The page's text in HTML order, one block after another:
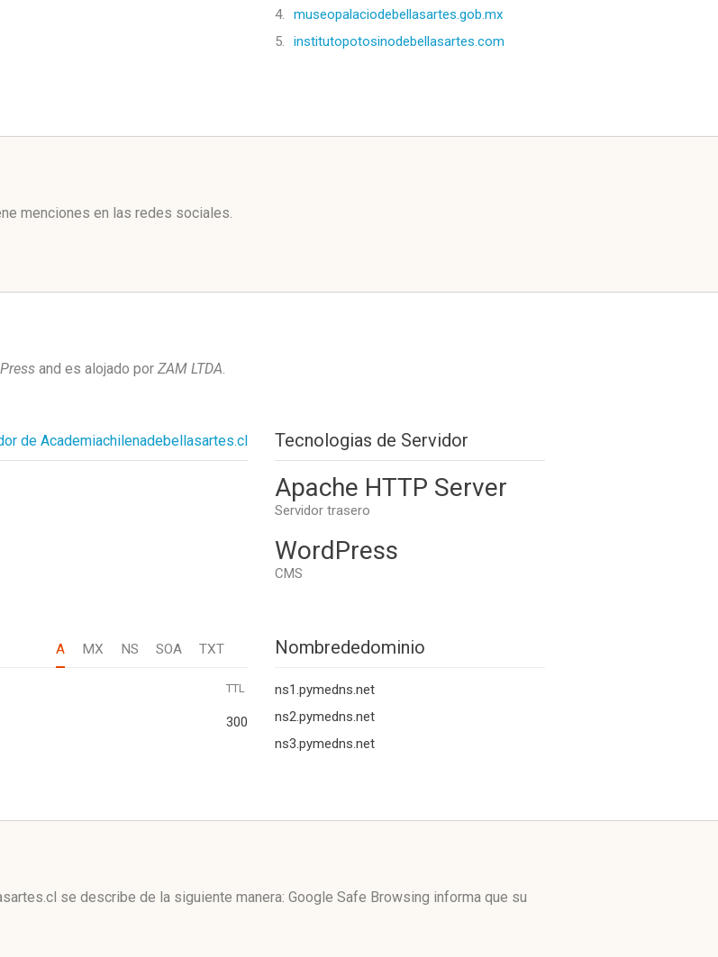
4.
museopalaciodebellasartes.gob.mx
5.
institutopotosinodebellasartes.com
menciones en las redes sociales.
and es alojado por ZAM LTDA.
de Academiachilenadebellasartes.cl Tecnologias de Servidor
Apache HTTP Server
Servidor trasero
WordPress
CMS
A MX NS SOA TXT Nombrededominio
ns1.pymedns.net
ns2.pymedns.net
ns3.pymedns.net
TTL
300
se describe de la siguiente manera: Google Safe Browsing informa que su